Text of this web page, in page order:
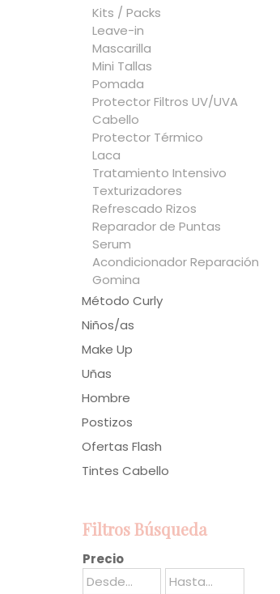
Kits / Packs
Leave-in
Mascarilla
Mini Tallas
Pomada
Protector Filtros UV/UVA
Cabello
Protector Térmico
Laca
Tratamiento Intensivo
Texturizadores
Refrescado Rizos
Reparador de Puntas
Serum
Acondicionador Reparación
Gomina
Método Curly
Niños/as
Make Up
Uñas
Hombre
Postizos
Ofertas Flash
Tintes Cabello
Filtros Búsqueda
Precio